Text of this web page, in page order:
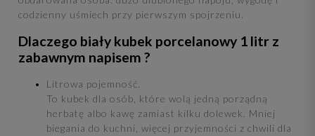
codzienny uśmiech przy pierwszym spojrzeniu.
Dlaczego biały kubek porcelanowy 1 litr z
zabawnym napisem ?
Litrowa pojemność.
To kubek dla osób, które wolą jedną porządną
herbatę albo kawę zamiast kilku dolewek. Mniej
biegania do kuchni, więcej przyjemności z chwili dla